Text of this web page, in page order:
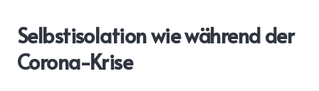
Selbstisolation wie während der
Corona-Krise